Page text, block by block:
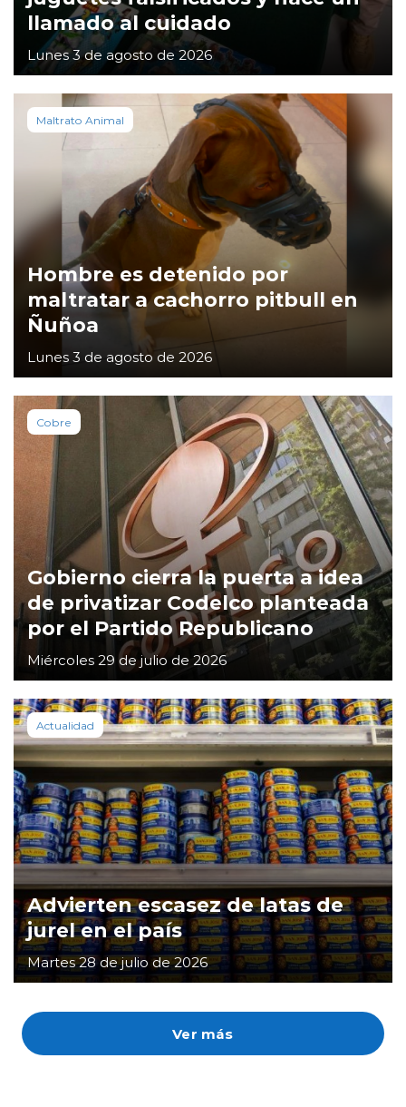
Ver más
llamado al cuidado
Lunes 3 de agosto de 2026
Maltrato Animal
Hombre es detenido por
maltratar a cachorro pitbull en
Ñuñoa
Lunes 3 de agosto de 2026
Cobre
Gobierno cierra la puerta a idea
de privatizar Codelco planteada
por el Partido Republicano
Miércoles 29 de julio de 2026
Actualidad
Advierten escasez de latas de
jurel en el país
Martes 28 de julio de 2026